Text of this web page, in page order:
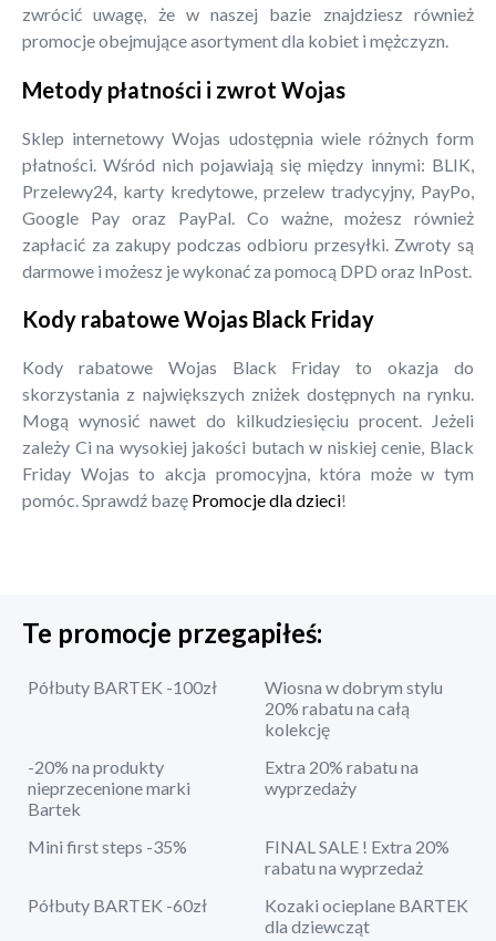
zwrócić uwagę, że w naszej bazie znajdziesz również
promocje obejmujące asortyment dla kobiet i mężczyzn.
Metody płatności i zwrot Wojas
Sklep internetowy Wojas udostępnia wiele różnych form
płatności. Wśród nich pojawiają się między innymi: BLIK,
Przelewy24, karty kredytowe, przelew tradycyjny, PayPo,
Google Pay oraz PayPal. Co ważne, możesz również
zapłacić za zakupy podczas odbioru przesyłki. Zwroty są
darmowe i możesz je wykonać za pomocą DPD oraz InPost.
Kody rabatowe Wojas Black Friday
Kody rabatowe Wojas Black Friday to okazja do
skorzystania z największych zniżek dostępnych na rynku.
Mogą wynosić nawet do kilkudziesięciu procent. Jeżeli
zależy Ci na wysokiej jakości butach w niskiej cenie, Black
Friday Wojas to akcja promocyjna, która może w tym
pomóc. Sprawdź bazę Promocje dla dzieci!
Te promocje przegapiłeś:
Półbuty BARTEK -100zł
Wiosna w dobrym stylu
20% rabatu na całą
kolekcję
-20% na produkty
nieprzecenione marki
Bartek
Extra 20% rabatu na
wyprzedaży
Mini first steps -35%
FINAL SALE ! Extra 20%
rabatu na wyprzedaż
Półbuty BARTEK -60zł
Kozaki ocieplane BARTEK
dla dziewcząt